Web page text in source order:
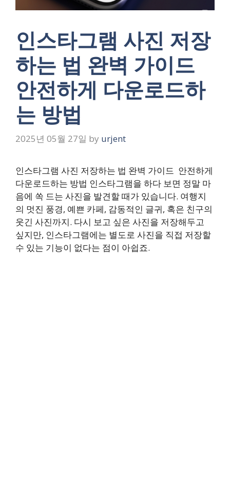
인스타그램 사진 저장
하는 법 완벽 가이드
안전하게 다운로드하
는 방법
2025년 05월 27일 by urjent
인스타그램 사진 저장하는 법 완벽 가이드 안전하게
다운로드하는 방법 인스타그램을 하다 보면 정말 마
음에 쏙 드는 사진을 발견할 때가 있습니다. 여행지
의 멋진 풍경, 예쁜 카페, 감동적인 글귀, 혹은 친구의
웃긴 사진까지. 다시 보고 싶은 사진을 저장해두고
싶지만, 인스타그램에는 별도로 사진을 직접 저장할
수 있는 기능이 없다는 점이 아쉽죠.